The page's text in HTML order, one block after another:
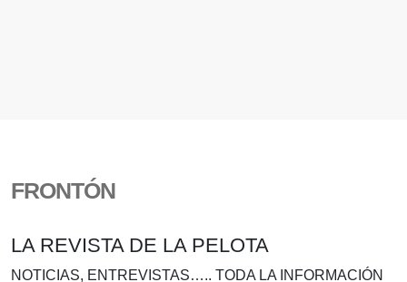
FRONTÓN
LA REVISTA DE LA PELOTA
NOTICIAS, ENTREVISTAS….. TODA LA INFORMACIÓN